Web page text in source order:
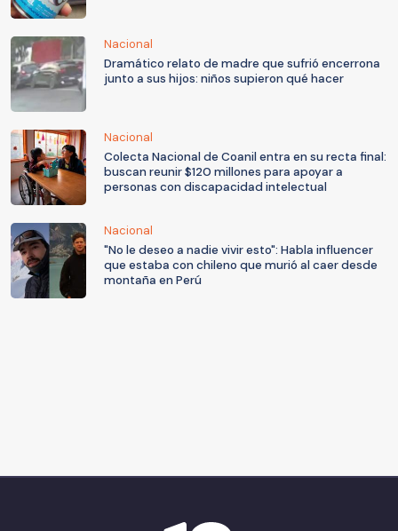
Nacional
Dramático relato de madre que sufrió encerrona
junto a sus hijos: niños supieron qué hacer
Nacional
Colecta Nacional de Coanil entra en su recta final:
buscan reunir $120 millones para apoyar a
personas con discapacidad intelectual
Nacional
"No le deseo a nadie vivir esto": Habla influencer
que estaba con chileno que murió al caer desde
montaña en Perú